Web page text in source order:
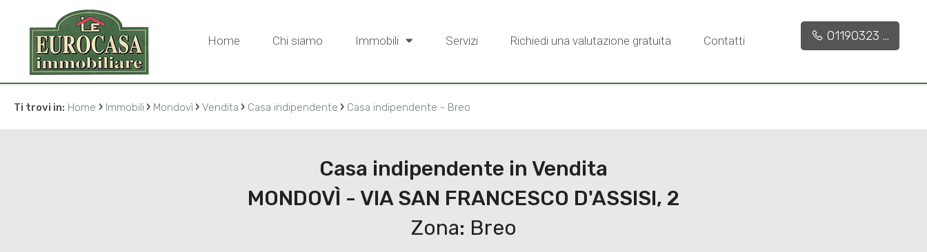
Home Chi siamo Immobili Servizi Richiedi una valutazione gratuita Contatti 01190323 ...
Ti trovi in: Home › Immobili › Mondovì › Vendita › Casa indipendente › Casa indipendente - Breo
Casa indipendente in Vendita
MONDOVÌ - VIA SAN FRANCESCO D'ASSISI, 2
Zona: Breo